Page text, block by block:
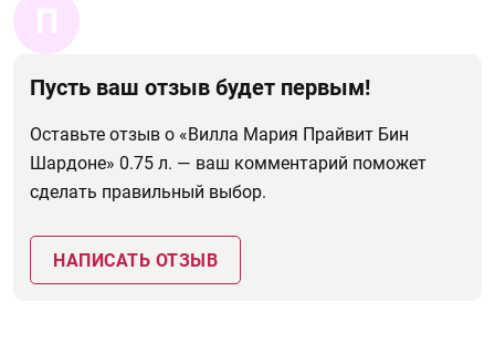
П
Пусть ваш отзыв будет первым!
Оставьте отзыв о «Вилла Мария Прайвит Бин
Шардоне» 0.75 л. — ваш комментарий поможет
сделать правильный выбор.
НАПИСАТЬ ОТЗЫВ